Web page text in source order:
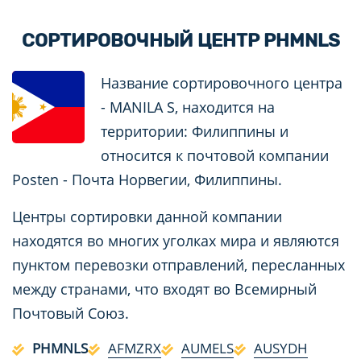
СОРТИРОВОЧНЫЙ ЦЕНТР PHMNLS
Название сортировочного центра
- MANILA S, находится на
территории: Филиппины и
относится к почтовой компании
Posten - Почта Норвегии, Филиппины.
Центры сортировки данной компании
находятся во многих уголках мира и являются
пунктом перевозки отправлений, пересланных
между странами, что входят во Всемирный
Почтовый Союз.
PHMNLS AFMZRX AUMELS
AUSYDH